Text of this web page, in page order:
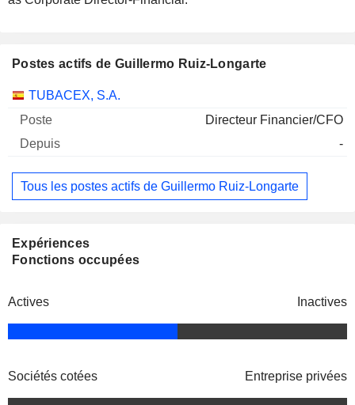
Postes actifs de Guillermo Ruiz-Longarte
Sociétés Poste Début
TUBACEX, S.A.
Directeur Financier/CFO
-
Tous les postes actifs de Guillermo Ruiz-Longarte
Expériences
Fonctions occupées
Actives Inactives
Sociétés cotées Entreprise privées